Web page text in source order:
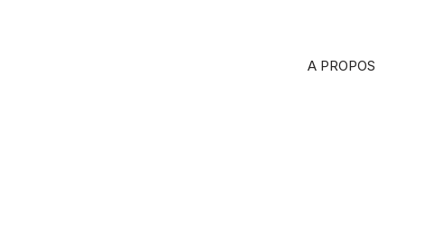
A PROPOS